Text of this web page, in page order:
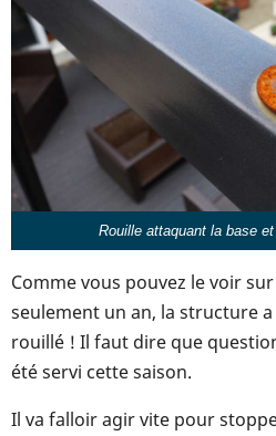
Rouille attaquant la base
Comme vous pouvez le voir
seulement un an, la structure
rouillé ! Il faut dire que
été servi cette saison.
Il va falloir agir vite pour